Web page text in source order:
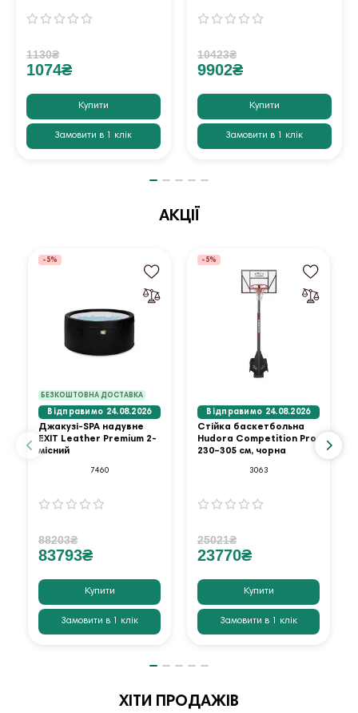
1130₴
1074₴
Купити
Замовити в 1 клік
10423₴
9902₴
Купити
Замовити в 1 клік
АКЦІЇ
БЕЗКОШТОВНА ДОСТАВКА
-5%
Відправимо 24.08.2026
Джакузі-SPA надувне
EXIT Leather Premium 2-
місний
7460
88203₴
83793₴
Купити
Замовити в 1 клік
-5%
Відправимо 24.08.2026
Стійка баскетбольна
Hudora Competition Pro
230–305 см, чорна
3063
25021₴
23770₴
Купити
Замовити в 1 клік
ХІТИ ПРОДАЖІВ